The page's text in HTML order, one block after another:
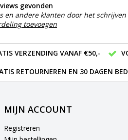
gevonden
en andere klanten door het
toevoegen
VERZENDING VANAF €50,-
RETOURNEREN EN 30 DAGEN
MIJN ACCOUNT
Registreren